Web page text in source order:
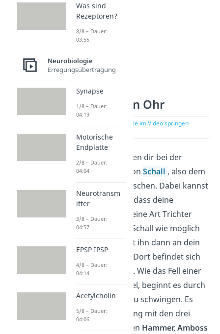
Sinnesorgan Ohr
zur Stelle im Video springen
helfen dir bei der
Wahrnehmung von Schall , also dem
von Geräuschen. Dabei kannst
du dir vorstellen, dass deine
Ohrmuschel wie eine Art Trichter
wirkt und so viel Schall wie möglich
einfängt. Sie leitet ihn dann an dein
Mittelohr weiter. Dort befindet sich
deinTrommelfell . Wie das Fell einer
richtigen Trommel, beginnt es durch
die Schallwellen zu schwingen. Es
steht in Verbindung mit den drei
Gehörknöchelchen Hammer, Amboss
Was sind
Rezeptoren?
8/8 – Dauer:
03:55
Neurobiologie
Erregungsübertragung
Synapse
1/8 – Dauer:
04:19
Motorische
Endplatte
2/8 – Dauer:
04:04
Neurotransm
itter
3/8 – Dauer:
04:57
EPSP IPSP
4/8 – Dauer:
04:14
Acetylcholin
5/8 – Dauer:
04:06